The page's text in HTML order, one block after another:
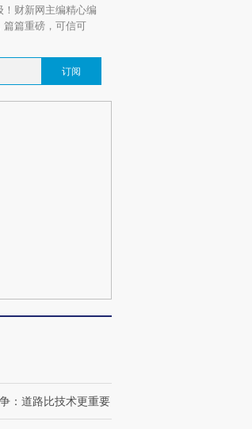
财新网主编精心编
篇篇重磅，可信可
订阅
：道路比技术更重要